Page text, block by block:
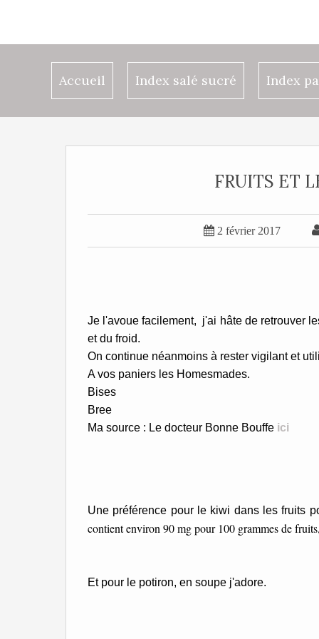
Accueil Index salé sucré Index
FRUITS ET
 2 février 2017
Je l'avoue facilement, j'ai hâte de retrouver
et du froid.
On continue néanmoins à rester vigilant et
A vos paniers les Homesmades.
Bises
Bree
Ma source : Le docteur Bonne Bouffe ici
Une préférence pour le kiwi dans les fruits
contient environ 90 mg pour 100 grammes de
Et pour le potiron, en soupe j'adore.